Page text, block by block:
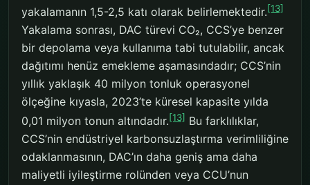
yakalamanın 1,5-2,5 katı olarak belirlemektedir.[13]
Yakalama sonrası, DAC türevi CO₂, CCS’ye benzer
bir depolama veya kullanıma tabi tutulabilir, ancak
dağıtımı henüz emekleme aşamasındadır; CCS’nin
yıllık yaklaşık 40 milyon tonluk operasyonel
ölçeğine kıyasla, 2023’te küresel kapasite yılda
0,01 milyon tonun altındadır.[13] Bu farklılıklar,
CCS’nin endüstriyel karbonsuzlaştırma verimliliğine
odaklanmasının, DAC’ın daha geniş ama daha
maliyetli iyileştirme rolünden veya CCU’nun